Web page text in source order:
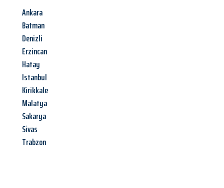
Ankara
Batman
Denizli
Erzincan
Hatay
Istanbul
Kirikkale
Malatya
Sakarya
Sivas
Trabzon